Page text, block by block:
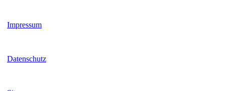
Impressum
Datenschutz